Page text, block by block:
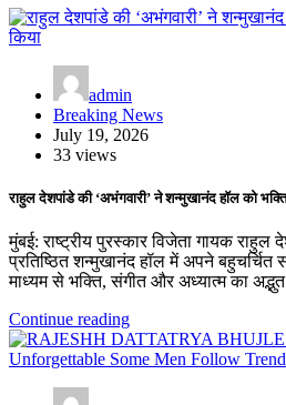
admin
Breaking News
July 19, 2026
33 views
राहुल देशपांडे की ‘अभंगवारी’ ने शन्मुखानंद हॉल को
मुंबई: राष्ट्रीय पुरस्कार विजेता गायक राहुल
प्रतिष्ठित शन्मुखानंद हॉल में अपने बहुचर्चित
माध्यम से भक्ति, संगीत और अध्यात्म का
Continue reading